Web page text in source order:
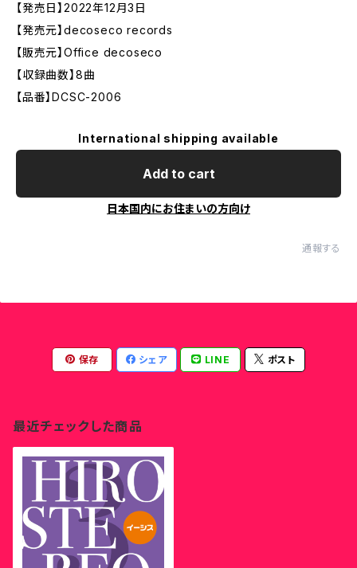
【発売日】2022年12月3日
【発売元】decoseco records
【販売元】Office decoseco
【収録曲数】8曲
【品番】DCSC-2006
International shipping available
Add to cart
日本国内にお住まいの方向け
通報する
保存 シェア LINE ポスト
最近チェックした商品